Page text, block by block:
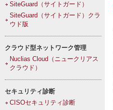
SiteGuard（サイトガード）
SiteGuard（サイトガード）クラ
ウド版
クラウド型ネットワーク管理
Nuclias Cloud（ニュークリアス
クラウド）
セキュリティ診断
CISOセキュリティ診断